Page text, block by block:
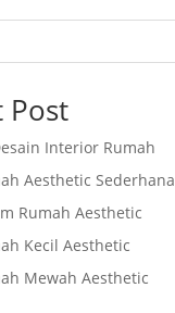
Post
Interior Rumah
Aesthetic Sederhana
Rumah Aesthetic
Kecil Aesthetic
Mewah Aesthetic